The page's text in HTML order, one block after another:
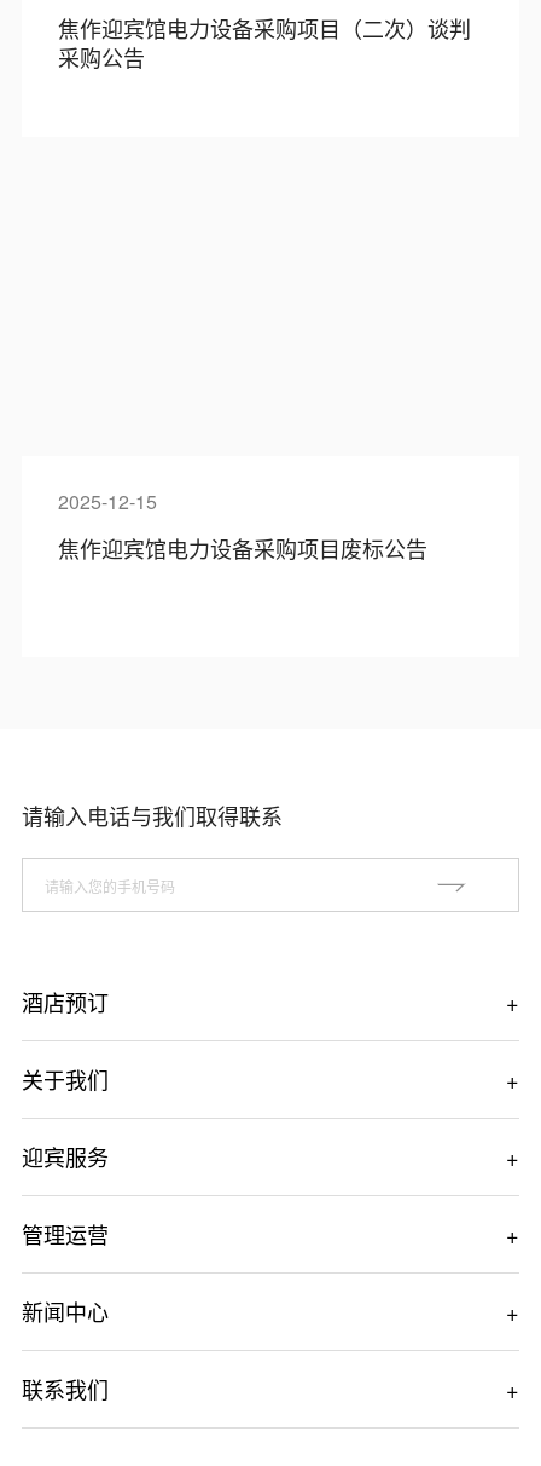
焦作迎宾馆电力设备采购项目（二次）谈判
采购公告
2025-12-15
焦作迎宾馆电力设备采购项目废标公告
请输入电话与我们取得联系
酒店预订
关于我们
迎宾服务
管理运营
新闻中心
联系我们